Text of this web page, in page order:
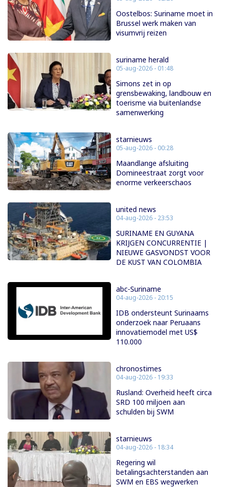
Oostelbos: Suriname moet in
Brussel werk maken van
visumvrij reizen
suriname herald
05-aug-2026 - 01:48
Simons zet in op
grensbewaking, landbouw en
toerisme via buitenlandse
samenwerking
starnieuws
05-aug-2026 - 00:28
Maandlange afsluiting
Domineestraat zorgt voor
enorme verkeerschaos
united news
04-aug-2026 - 23:53
SURINAME EN GUYANA
KRIJGEN CONCURRENTIE |
NIEUWE GASVONDST VOOR
DE KUST VAN COLOMBIA
abc-Suriname
04-aug-2026 - 20:15
IDB ondersteunt Surinaams
onderzoek naar Peruaans
innovatiemodel met US$
110.000
chronostimes
04-aug-2026 - 19:33
Rusland: Overheid heeft circa
SRD 100 miljoen aan
schulden bij SWM
starnieuws
04-aug-2026 - 18:34
Regering wil
betalingsachterstanden aan
SWM en EBS wegwerken